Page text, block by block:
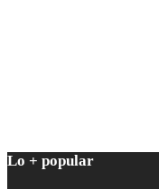
Lo + popular